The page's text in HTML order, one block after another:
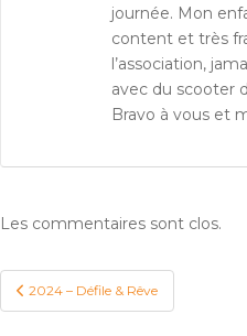
journée. Mon
content et très
l’association,
avec du scooter
Bravo à vous et
Les commentaires sont clos.
2024 – Défile & Rêve